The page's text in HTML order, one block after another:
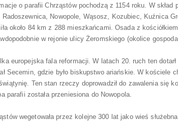
o parafii Chrząstów pochodzą z 1154 roku. W skład
Radoszewnica, Nowopole, Wąsosz, Kozubiec, Kuźnica
około 84 km z 288 mieszkańcami. Osada z
w rejonie ulicy Żeromskiego (okolice
europejska fala reformacji. W latach 20. ruch ten
Secemin, gdzie było biskupstwo ariańskie. W kościele
Ten stan rzeczy doprowadził do zawalenia się
parafii została przeniesiona do Nowopola.
wegetowała przez kolejne 300 lat jako wieś